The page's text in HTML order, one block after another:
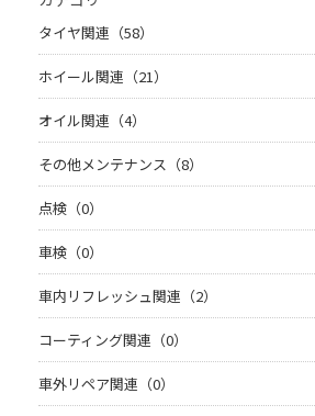
タイヤ関連（58）
ホイール関連（21）
オイル関連（4）
その他メンテナンス（8）
点検（0）
車検（0）
車内リフレッシュ関連（2）
コーティング関連（0）
車外リペア関連（0）